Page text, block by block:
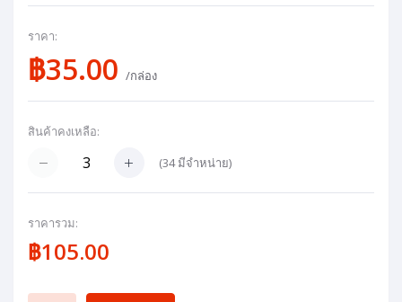
ราคา:
฿35.00 /กล่อง
สินค้าคงเหลือ:
(34มีจำหน่าย)
ราคารวม:
฿105.00